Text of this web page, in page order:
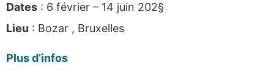
Dates : 6 février – 14 juin 202§
Lieu : Bozar , Bruxelles
Plus d’infos